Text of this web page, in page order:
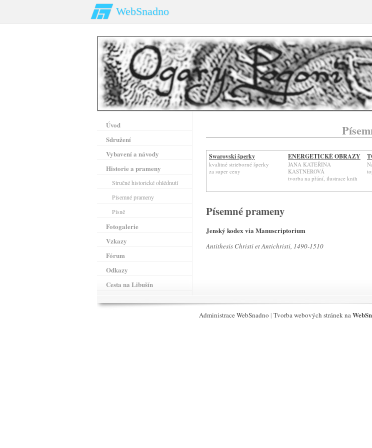
WebSnadno
Swarovski šperky
kvalitné strieborné šperky
za super ceny
ENERGETICKÉ OBRAZY
JANA KATEŘINA
KASTNEROVÁ
tvorba na přání, ilustrace knih
Písemné prameny
Jenský kodex via Manuscriptorium
Antithesis Christi et Antichristi, 1490-1510
Úvod
Sdružení
Vybavení a návody
Historie a prameny
Stručné historické ohlédnutí
Písemné prameny
Písně
Fotogalerie
Vzkazy
Fórum
Odkazy
Cesta na Libušín
Administrace WebSnadno | Tvorba webových stránek na